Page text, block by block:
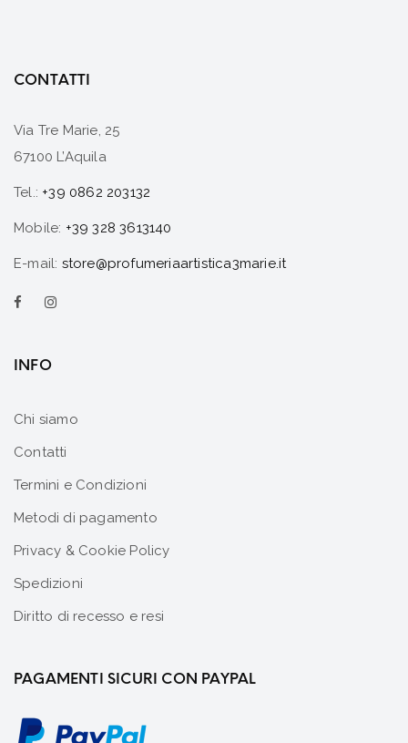
CONTATTI
Via Tre Marie, 25
67100 L’Aquila
Tel.: +39 0862 203132
Mobile: +39 328 3613140
E-mail: store@profumeriaartistica3marie.it
INFO
Chi siamo
Contatti
Termini e Condizioni
Metodi di pagamento
Privacy & Cookie Policy
Spedizioni
Diritto di recesso e resi
PAGAMENTI SICURI CON PAYPAL